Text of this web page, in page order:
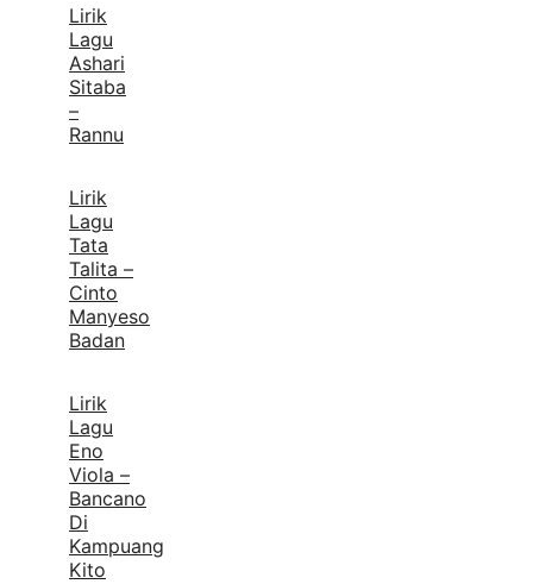
Lirik
Lagu
Ashari
Sitaba
–
Rannu
Lirik
Lagu
Tata
Talita –
Cinto
Manyeso
Badan
Lirik
Lagu
Eno
Viola –
Bancano
Di
Kampuang
Kito